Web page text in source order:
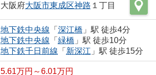
大阪府大阪市東成区神路 １丁目
地下鉄中央線 「 深江橋 」駅 徒歩4分
地下鉄中央線 「 緑橋 」駅 徒歩10分
地下鉄千日前線 「 新深江 」駅 徒歩15分
5.61万円～6.01万円